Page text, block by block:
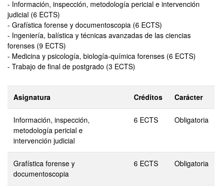
- Información, inspección, metodología pericial e intervención
judicial (6 ECTS)
- Grafística forense y documentoscopia (6 ECTS)
- Ingeniería, balística y técnicas avanzadas de las ciencias
forenses (9 ECTS)
- Medicina y psicología, biología-química forenses (6 ECTS)
- Trabajo de final de postgrado (3 ECTS)
Asignatura Créditos Carácter
Información, inspección,
metodología pericial e
intervención judicial
6 ECTS Obligatoria
Grafística forense y
documentoscopia
6 ECTS Obligatoria